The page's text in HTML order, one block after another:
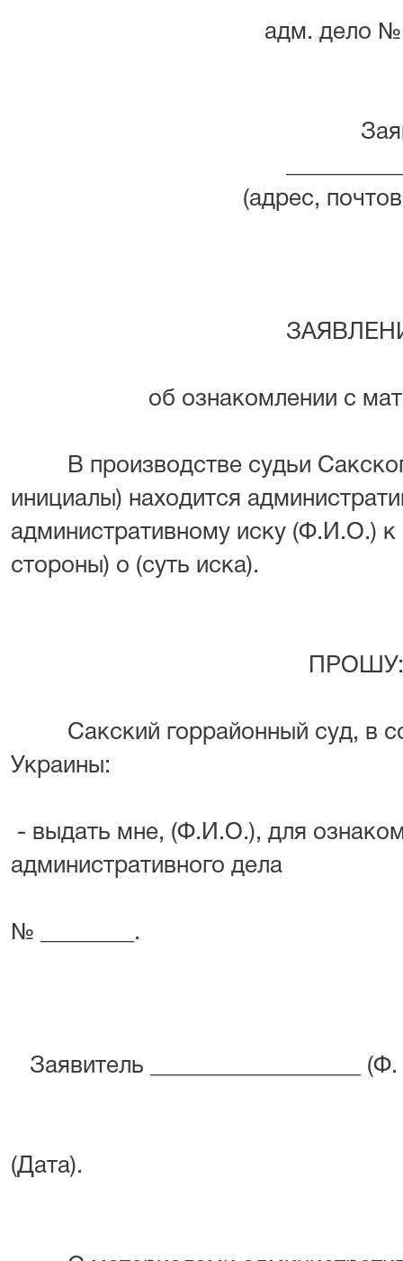
адм. дело №
(адрес,
об ознакомлении с
В производстве судьи
инициалы) находится
административному иску (Ф.И.О.) к
стороны) о (суть иска).
ПРОШУ:
Сакский горрайонный суд, в
Украины:
- выдать мне, (Ф.И.О.), для
административного дела
№ ________.
Заявитель __________________
(Дата).